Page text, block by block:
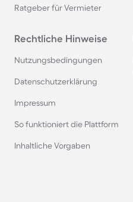
Hütten in der Bretagne
Hütten in Südschweden
Ratgeber für Vermieter
Rechtliche Hinweise
Nutzungsbedingungen
Datenschutzerklärung
Impressum
So funktioniert die Plattform
Inhaltliche Vorgaben